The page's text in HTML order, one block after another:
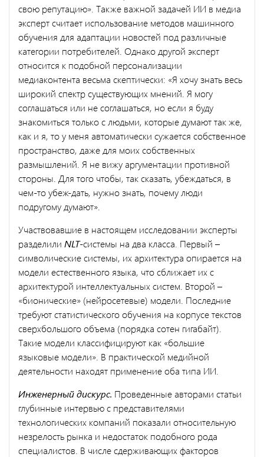
свою репутацию». Также важной задачей ИИ в медиа
эксперт считает использование методов машинного
обучения для адаптации новостей под различные
категории потребителей. Однако другой эксперт
относится к подобной персонализации
медиаконтента весьма скептически: «Я хочу знать весь
широкий спектр существующих мнений. Я могу
соглашаться или не соглашаться, но если я буду
знакомиться только с людьми, которые думают так же,
как и я, то у меня автоматически сужается собственное
пространство, даже для моих собственных
размышлений. Я не вижу аргументации противной
стороны. Для того чтобы, так сказать, убеждаться, в
чем-то убеж-дать, нужно знать, почему люди
подругому думают».
Участвовавшие в настоящем исследовании эксперты
разделили NLT-системы на два класса. Первый –
символические системы, их архитектура опирается на
модели естественного языка, что сближает их с
архитектурой интеллектуальных систем. Второй –
«бионические» (нейросетевые) модели. Последние
требуют статистического обучения на корпусе текстов
сверхбольшого объема (порядка сотен гигабайт).
Такие модели классифицируют как «большие
языковые модели». В практической медийной
деятельности находят применение оба типа ИИ.
Инженерный дискурс. Проведенные авторами статьи
глубинные интервью с представителями
технологических компаний показали относительную
незрелость рынка и недостаток подобного рода
специалистов. В числе сдерживающих факторов